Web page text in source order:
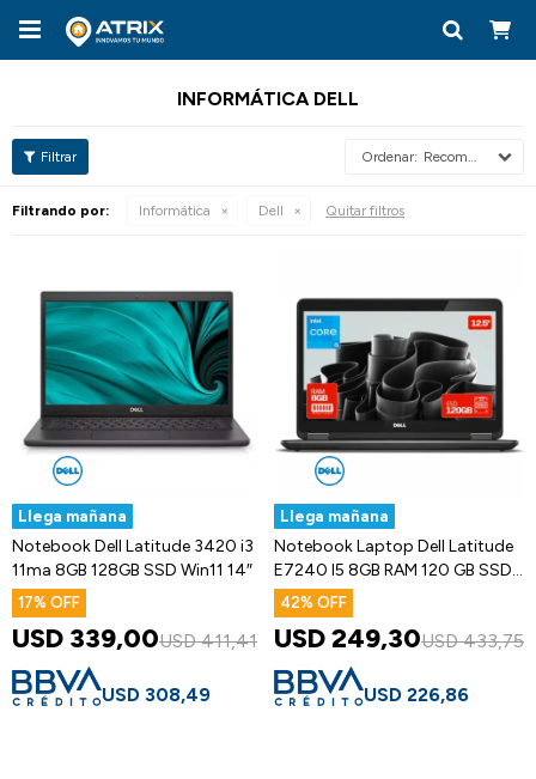

INFORMÁTICA DELL
Recomendados
Filtrando por: Informática Dell Quitar filtros
Llega mañana
Notebook Dell Latitude 3420 i3
11ma 8GB 128GB SSD Win11 14″
17
USD 339,00USD 411,41
USD 308,49
Llega mañana
Notebook Laptop Dell Latitude
E7240 I5 8GB RAM 120 GB SSD
12,5"
42
USD249,30USD 433,75
USD 226,86